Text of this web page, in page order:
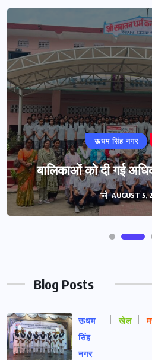
ऊधम सिंह नगर
बालिकाओं को दी गई
AUGUST 5,
Blog Posts
ऊधम
सिंह
नगर
खेल